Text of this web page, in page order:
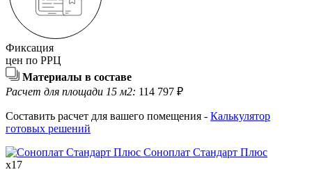
Фиксация
цен по РРЦ
Материалы в составе
Расчет для площади 15 м2: 114 797 ₽
Составить расчет для вашего помещения - Калькулятор
готовых решений
Соноплат Стандарт Плюс
x17